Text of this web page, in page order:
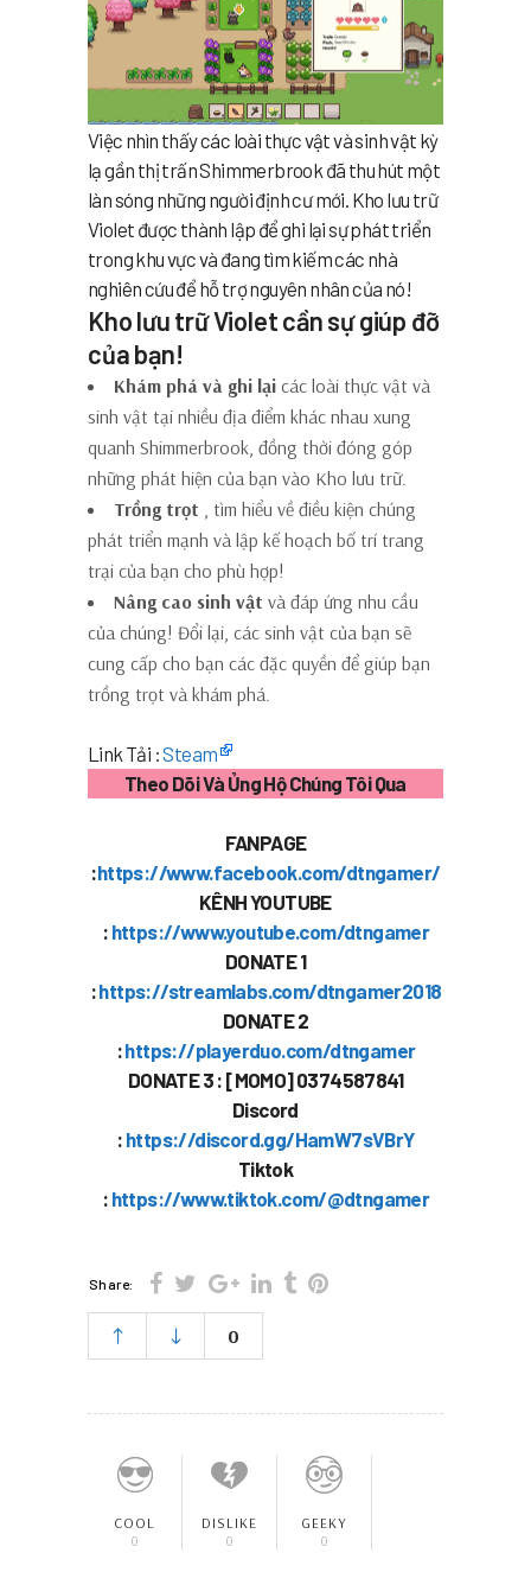
Việc nhìn thấy các loài thực vật và sinh vật kỳ
lạ gần thị trấn Shimmerbrook đã thu hút một
làn sóng những người định cư mới. Kho lưu trữ
Violet được thành lập để ghi lại sự phát triển
trong khu vực và đang tìm kiếm các nhà
nghiên cứu để hỗ trợ nguyên nhân của nó!
Kho lưu trữ Violet cần sự giúp đỡ
của bạn!
Khám phá và ghi lại các loài thực vật và
sinh vật tại nhiều địa điểm khác nhau xung
quanh Shimmerbrook, đồng thời đóng góp
những phát hiện của bạn vào Kho lưu trữ.
Trồng trọt , tìm hiểu về điều kiện chúng
phát triển mạnh và lập kế hoạch bố trí trang
trại của bạn cho phù hợp!
Nâng cao sinh vật và đáp ứng nhu cầu
của chúng! Đổi lại, các sinh vật của bạn sẽ
cung cấp cho bạn các đặc quyền để giúp bạn
trồng trọt và khám phá.
Link Tải :Steam
Theo Dõi Và Ủng Hộ Chúng Tôi Qua
FANPAGE
:https://www.facebook.com/dtngamer/
KÊNH YOUTUBE
: https://www.youtube.com/dtngamer
DONATE 1
:https://streamlabs.com/dtngamer2018
DONATE 2
:https://playerduo.com/dtngamer
DONATE 3 : [MOMO] 0374587841
Discord
: https://discord.gg/HamW7sVBrY
Tiktok
: https://www.tiktok.com/@dtngamer
Share:
0
COOL
0
DISLIKE
0
GEEKY
0